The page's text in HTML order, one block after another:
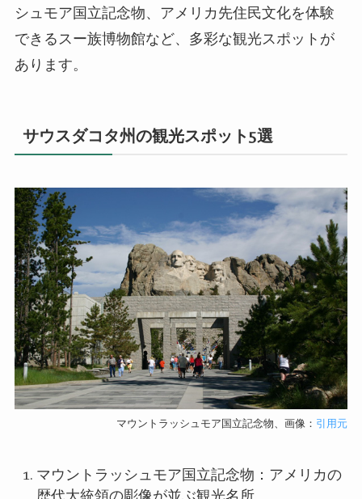
シュモア国立記念物、アメリカ先住民文化を体験
できるスー族博物館など、多彩な観光スポットが
あります。
サウスダコタ州の観光スポット5選
マウントラッシュモア国立記念物、画像： 引用元
マウントラッシュモア国立記念物：アメリカの
歴代大統領の彫像が並ぶ観光名所